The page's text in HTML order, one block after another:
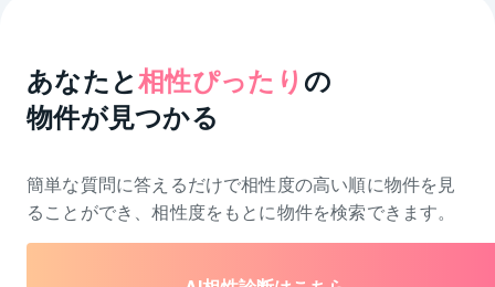
あなたと相性ぴったり の
物件が見つかる
簡単な質問に答えるだけで相性度の高い順に物件を 見
ることができ、相性度をもとに物件を検索できます。